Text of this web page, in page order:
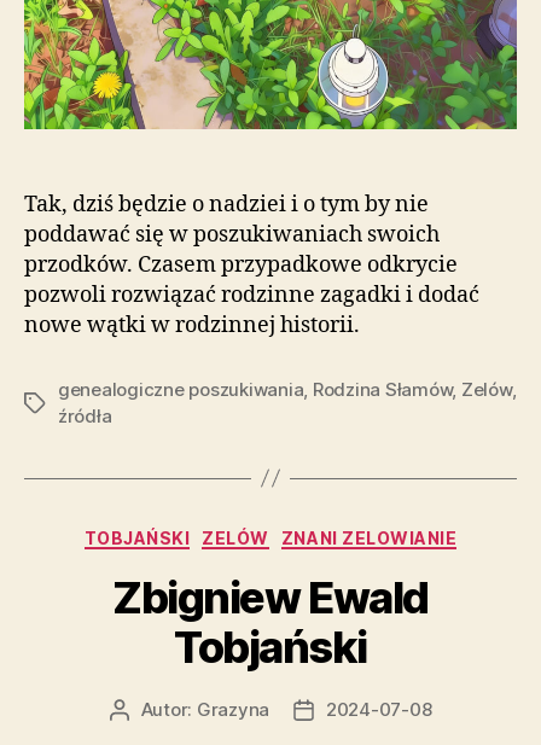
Tak, dziś będzie o nadziei i o tym by nie
poddawać się w poszukiwaniach swoich
przodków. Czasem przypadkowe odkrycie
pozwoli rozwiązać rodzinne zagadki i dodać
nowe wątki w rodzinnej historii.
Tagi
genealogiczne poszukiwania, Rodzina Słamów, Zelów,
źródła
Kategorie
TOBJAŃSKI ZELÓW ZNANI ZELOWIANIE
Zbigniew Ewald
Tobjański
AutorAutor: Grazyna
Data2024-07-08